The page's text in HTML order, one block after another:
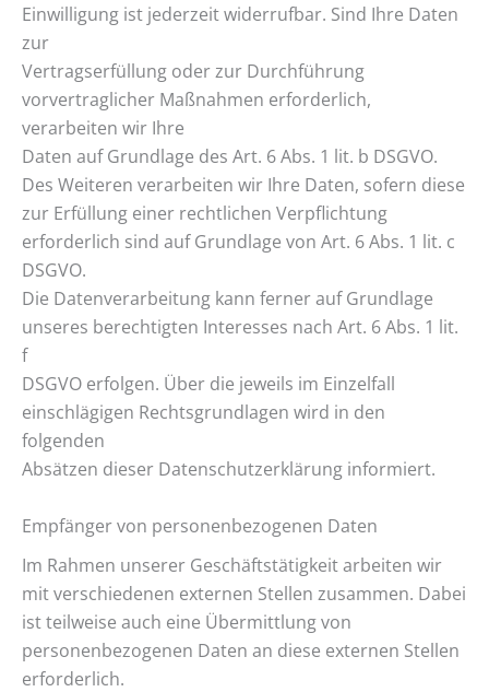
Einwilligung ist jederzeit widerrufbar. Sind Ihre Daten
zur
Vertragserfüllung oder zur Durchführung
vorvertraglicher Maßnahmen erforderlich,
verarbeiten wir Ihre
Daten auf Grundlage des Art. 6 Abs. 1 lit. b DSGVO.
Des Weiteren verarbeiten wir Ihre Daten, sofern diese
zur Erfüllung einer rechtlichen Verpflichtung
erforderlich sind auf Grundlage von Art. 6 Abs. 1 lit. c
DSGVO.
Die Datenverarbeitung kann ferner auf Grundlage
unseres berechtigten Interesses nach Art. 6 Abs. 1 lit.
f
DSGVO erfolgen. Über die jeweils im Einzelfall
einschlägigen Rechtsgrundlagen wird in den
folgenden
Absätzen dieser Datenschutzerklärung informiert.
Empfänger von personenbezogenen Daten
Im Rahmen unserer Geschäftstätigkeit arbeiten wir
mit verschiedenen externen Stellen zusammen. Dabei
ist teilweise auch eine Übermittlung von
personenbezogenen Daten an diese externen Stellen
erforderlich.